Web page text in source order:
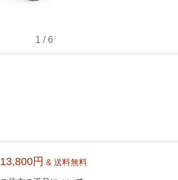
1 /6
13,800円 & 送料無料